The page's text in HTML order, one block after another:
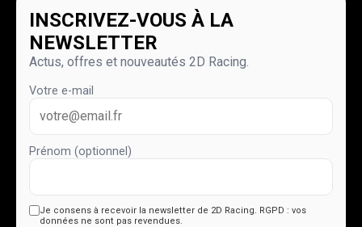
INSCRIVEZ-VOUS À LA
NEWSLETTER
Actus, offres et nouveautés 2D Racing.
Votre e-mail
Prénom (optionnel)
Je consens à recevoir la newsletter de 2D Racing. RGPD : vos
données ne sont pas revendues.